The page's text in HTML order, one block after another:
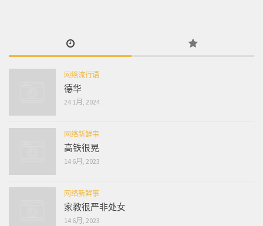
网络流行语
德华
24 1月, 2024
网络新鲜事
高铁很晃
14 6月, 2023
网络新鲜事
家教很严非处女
14 6月, 2023